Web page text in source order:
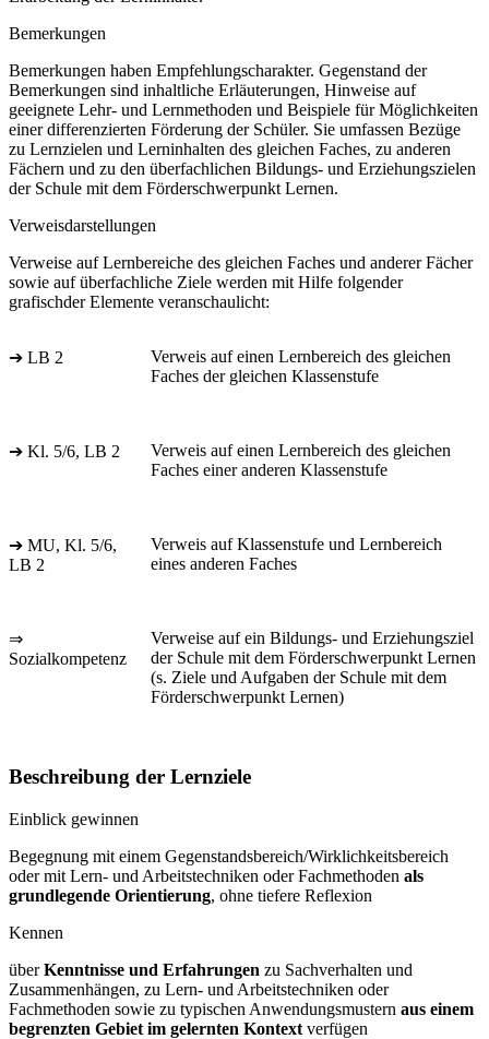
Bemerkungen
Bemerkungen haben Empfehlungscharakter. Gegenstand der
Bemerkungen sind inhaltliche Erläuterungen, Hinweise auf
geeignete Lehr- und Lernmethoden und Beispiele für Möglichkeiten
einer differenzierten Förderung der Schüler. Sie umfassen Bezüge
zu Lernzielen und Lerninhalten des gleichen Faches, zu anderen
Fächern und zu den überfachlichen Bildungs- und Erziehungszielen
der Schule mit dem Förderschwerpunkt Lernen.
Verweisdarstellungen
Verweise auf Lernbereiche des gleichen Faches und anderer Fächer
sowie auf überfachliche Ziele werden mit Hilfe folgender
grafischder Elemente veranschaulicht:
➔ LB 2
Verweis auf einen Lernbereich des gleichen
Faches der gleichen Klassenstufe
➔ Kl. 5/6, LB 2
Verweis auf einen Lernbereich des gleichen
Faches einer anderen Klassenstufe
➔ MU, Kl. 5/6,
LB 2
Verweis auf Klassenstufe und Lernbereich
eines anderen Faches
⇒
Sozialkompetenz
Verweise auf ein Bildungs- und Erziehungsziel
der Schule mit dem Förderschwerpunkt Lernen
(s. Ziele und Aufgaben der Schule mit dem
Förderschwerpunkt Lernen)
Beschreibung der Lernziele
Einblick gewinnen
Begegnung mit einem Gegenstandsbereich/Wirklichkeitsbereich
oder mit Lern- und Arbeitstechniken oder Fachmethoden als
grundlegende Orientierung, ohne tiefere Reflexion
Kennen
überKenntnisse und Erfahrungen zu Sachverhalten und
Zusammenhängen, zu Lern- und Arbeitstechniken oder
Fachmethoden sowie zu typischen Anwendungsmustern aus einem
begrenzten Gebiet im gelernten Kontext verfügen